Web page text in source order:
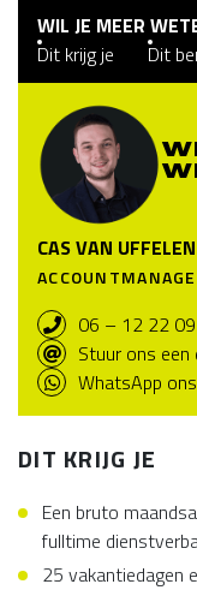
WIL JE MEER
Dit krijg je
Dit
CAS VAN UFFELEN
06 – 12 22
Stuur ons een
WhatsApp ons
DIT KRIJG JE
Een bruto
fulltime
25 vakantiedagen